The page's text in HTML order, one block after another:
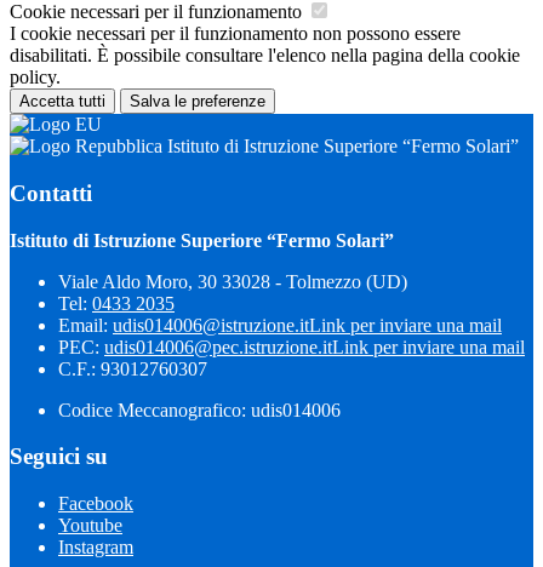
Cookie necessari per il funzionamento
I cookie necessari per il funzionamento non possono essere
disabilitati. È possibile consultare l'elenco nella pagina della cookie
policy.
Accetta tutti Salva le preferenze
Istituto di Istruzione Superiore “Fermo Solari”
Contatti
Istituto di Istruzione Superiore “Fermo Solari”
Viale Aldo Moro, 30 33028 - Tolmezzo (UD)
Tel: 0433 2035
Email: udis014006@istruzione.itLink per inviare una mail
PEC: udis014006@pec.istruzione.itLink per inviare una mail
C.F.: 93012760307
Codice Meccanografico: udis014006
Seguici su
Facebook
Youtube
Instagram